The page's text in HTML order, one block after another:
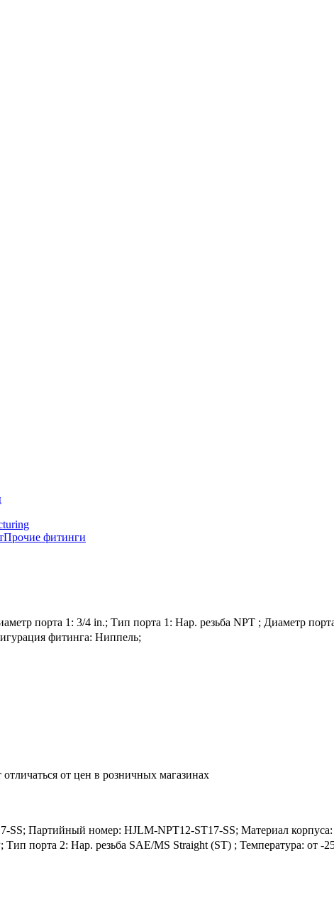
Прочие фитинги
порта 1: 3/4 in.; Тип порта 1: Нар. резьба NPT ; Диаметр
фитинга: Ниппель;
от цен в розничных магазинах
Партийный номер: HJLM-NPT12-ST17-SS; Материал корпуса:
Тип порта 2: Нар. резьба SAE/MS Straight (ST) ; Температура: